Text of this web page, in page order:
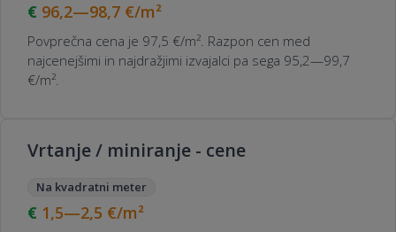
96,2—98,7 €/m²
Povprečna cena je 97,5 €/m². Razpon cen med
najcenejšimi in najdražjimi izvajalci pa sega 95,2—99,7
€/m².
Vrtanje / miniranje - cene
Na kvadratni meter
1,5—2,5 €/m²